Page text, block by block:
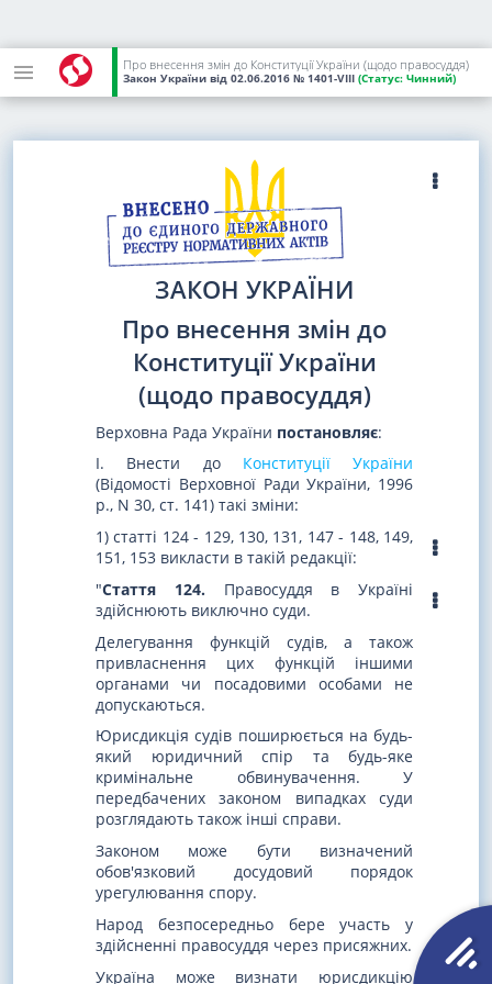
Про внесення змін до Конституції України (щодо правосуддя)
Закон України від 02.06.2016 № 1401-VIII (Статус: Чинний)
ЗАКОН УКРАЇНИ
Про внесення змін до
Конституції України
(щодо правосуддя)
Верховна Рада України постановляє:
I. Внести до Конституції України
(Відомості Верховної Ради України, 1996
р., N 30, ст. 141) такі зміни:
1) статті 124 - 129, 130, 131, 147 - 148, 149,
151, 153 викласти в такій редакції:
"Стаття 124.Правосуддя в Україні
здійснюють виключно суди.
Делегування функцій судів, а також
привласнення цих функцій іншими
органами чи посадовими особами не
допускаються.
Юрисдикція судів поширюється на будь-
який юридичний спір та будь-яке
кримінальне обвинувачення. У
передбачених законом випадках суди
розглядають також інші справи.
Законом може бути визначений
обов'язковий досудовий порядок
урегулювання спору.
Народ безпосередньо бере участь у
здійсненні правосуддя через присяжних.
Україна може визнати юрисдикцію